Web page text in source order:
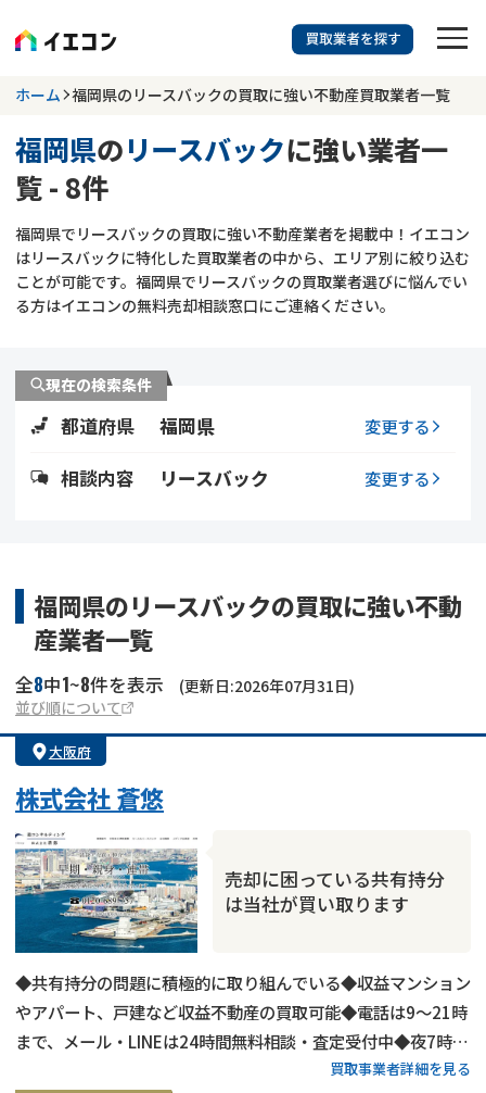
訳あり物件に強い業者を探す
福岡県 リースバック
更新日 :2026年07月31日
業者を探す
空き家
再建築不可 底地
ゴミ屋敷
リースバック
不動産コラム
不動産売却 再建築不可物件
訳あり不動産
土地売却
借地 不動産リースバック
任意売却
アンケート調査
ホーム 福岡県のリースバックの買取に強い不動産買取業者一覧
福岡県のリースバックに強い業者一
覧 - 8件
福岡県でリースバックの買取に強い不動産業者を掲載中！イエコン
はリースバックに特化した買取業者の中から、エリア別に絞り込む
ことが可能です。福岡県でリースバックの買取業者選びに悩んでい
る方はイエコンの無料売却相談窓口にご連絡ください。
現在の検索条件
都道府県 福岡県 変更する
相談内容 リースバック 変更する
福岡県のリースバックの買取に強い不動
産業者一覧
全8中1~8件を表示
(更新日:2026年07月31日)
並び順について
大阪府
株式会社 蒼悠
売却に困っている共有持分
は当社が買い取ります
◆共有持分の問題に積極的に取り組んでいる◆収益マンション
やアパート、戸建など収益不動産の買取可能◆電話は9～21時
まで、メール・LINEは24時間無料相談・査定受付中◆夜7時以
買取事業者詳細を見る